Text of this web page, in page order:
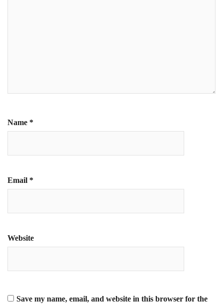
Name *
Email *
Website
Save my name, email, and website in this browser for the